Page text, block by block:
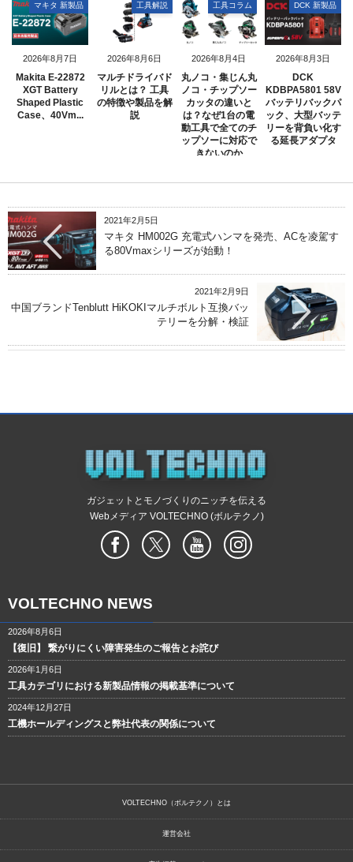
2026年8月7日
マキタ 新製品
Makita E-22872
XGT Battery
Shaped Plastic
Case、40Vm...
2026年8月6日
工具解説
マルチドライバド
リルとは？ 工具
の特徴や製品を解
説
2026年8月4日
工具コラム
丸ノコ・集じん丸
ノコ・チップソー
カッタの違いと
は？なぜ1台の電
動工具で全てのチ
ップソーに対応で
きないのか
2026年8月3日
DCK 新製品
DCK
KDBPA5801 58V
バッテリバックパ
ック、大型バッテ
リーを背負い化す
る延長アダプタ
2021年2月5日
マキタ HM002G 充電式ハンマを発売、ACを凌駕す
る80Vmaxシリーズが始動！
2021年2月9日
中国ブランドTenblutt HiKOKIマルチボルト互換バッ
テリーを分解・検証
ガジェットとモノづくりのニッチを伝える
Webメディア VOLTECHNO (ボルテクノ)
VOLTECHNO NEWS
2026年8月6日
【復旧】 繋がりにくい障害発生のご報告とお詫び
2026年1月6日
工具カテゴリにおける新製品情報の掲載基準について
2024年12月27日
工機ホールディングスと弊社代表の関係について
VOLTECHNO（ボルテクノ）とは
運営会社